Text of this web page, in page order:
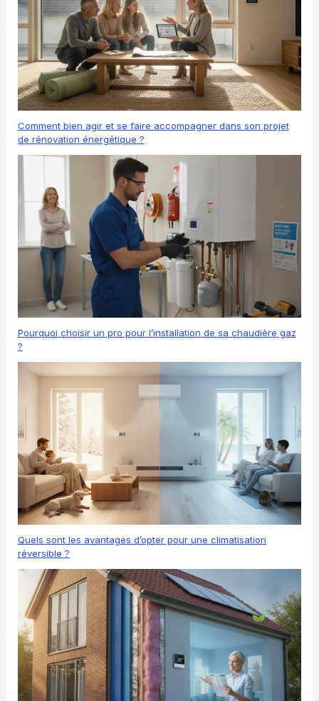
Comment bien agir et se faire accompagner dans son projet
de rénovation énergétique ?
Pourquoi choisir un pro pour l’installation de sa chaudière gaz
?
Quels sont les avantages d’opter pour une climatisation
réversible ?